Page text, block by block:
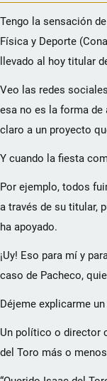
Tengo la sensación
Física y Deporte
llevado al hoy titular
Veo las redes
esa no es la forma de
claro a un proyecto
Y cuando la fiesta
Por ejemplo, todos
a través de su titular,
ha apoyado.
¡Uy! Eso para mí y
caso de Pacheco,
Déjeme explicarme
Un político o director
del Toro más o